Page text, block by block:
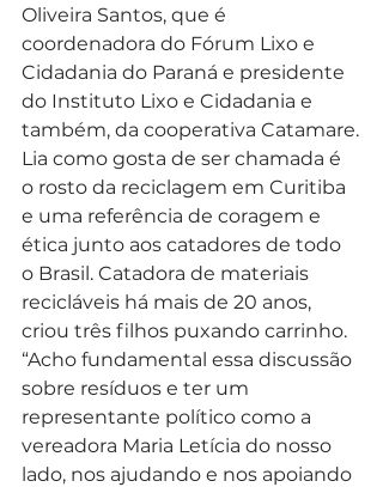
Oliveira Santos, que é
coordenadora do Fórum Lixo e
Cidadania do Paraná e presidente
do Instituto Lixo e Cidadania e
também, da cooperativa Catamare.
Lia como gosta de ser chamada é
o rosto da reciclagem em Curitiba
e uma referência de coragem e
ética junto aos catadores de todo
o Brasil. Catadora de materiais
recicláveis há mais de 20 anos,
criou três filhos puxando carrinho.
“Acho fundamental essa discussão
sobre resíduos e ter um
representante político como a
vereadora Maria Letícia do nosso
lado, nos ajudando e nos apoiando